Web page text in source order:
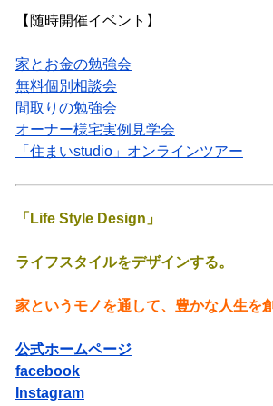
【随時開催イベント】
家とお金の勉強会
無料個別相談会
間取りの勉強会
オーナー様宅実例見学会
「住まいstudio」オンラインツアー
「Life Style Design」
ライフスタイルをデザインする。
家というモノを通して、豊かな人生を
公式ホームページ
facebook
Instagram